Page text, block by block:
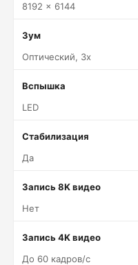
8192 x 6144
Зум
Оптический, 3x
Вспышка
LED
Стабилизация
Да
Запись 8K видео
Нет
Запись 4K видео
До 60 кадров/c